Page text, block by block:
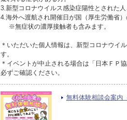
3.新型コロナウイルス感染症陽性とされた人
4.海外へ渡航され開催日が国（厚生労働省
※無症状の濃厚接触者も含みます。
＊いただいた個人情報は、新型コロナウイ
す。
＊イベントが中止される場合は「日本ＦＰ
必ずご確認ください。
無料体験相談会案内